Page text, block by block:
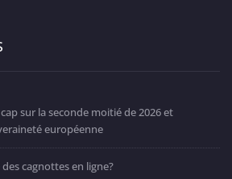
sur la seconde moitié de 2026 et
européenne
cagnottes en ligne?